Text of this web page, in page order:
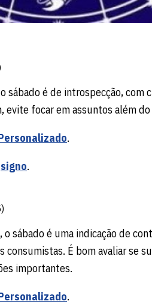
sábado é de introspecção,
evite focar em assuntos além
.
signo.
o sábado é uma indicação de
consumistas. É bom avaliar se
importantes.
.